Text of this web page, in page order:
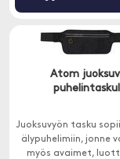
Atom
Juoksuvyön tasku
älypuhelimiin, jonne
myös avaimet,